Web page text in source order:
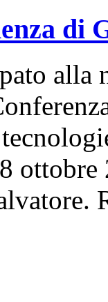
di
alla